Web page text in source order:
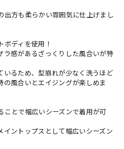
出方も柔らかい雰囲気に仕上げまし
ボディを使用！
ラ感があるざっくりした風合いが特
いるため、型崩れが少なく洗うほど
の風合いとエイジングが楽しめま
ことで幅広いシーズンで着用が可
イントップスとして幅広いシーズン